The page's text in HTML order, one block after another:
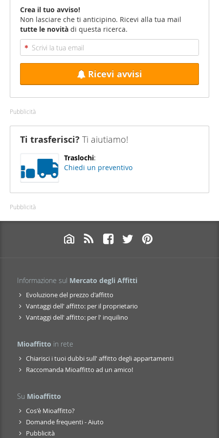
Crea il tuo avviso!
Non lasciare che ti anticipino. Ricevi alla tua mail
tutte le novità di questa ricerca.
Ricevi avvisi
Pubblicità
Ti trasferisci? Ti aiutiamo!
Traslochi:
Chiedi un preventivo
Pubblicità
Informazione sul Mercato degli Affitti
Evoluzione del prezzo d'affitto
Vantaggi dell' affitto: per il proprietario
Vantaggi dell' affitto: per l' inquilino
Mioaffitto in rete
Chiarisci i tuoi dubbi sull' affitto degli appartamenti
Raccomanda Mioaffitto ad un amico!
Su Mioaffitto
Cos'è Mioaffitto?
Domande frequenti - Aiuto
Pubblicità